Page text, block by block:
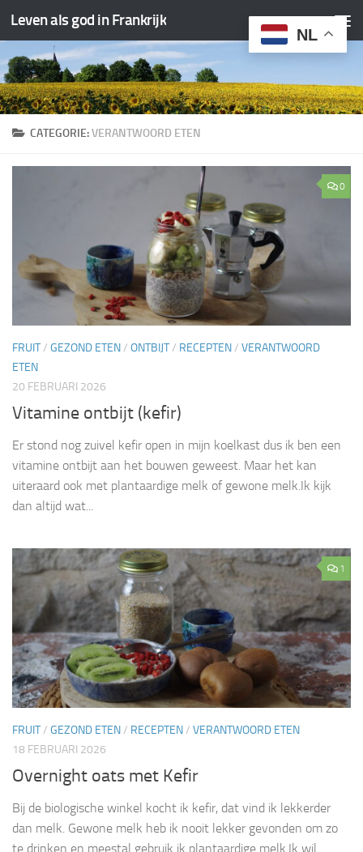
Doorgaan naar inhoud
Leven als god in Frankrijk
CATEGORIE:VERANTWOORD ETEN
0
FRUIT/ GEZOND ETEN/ ONTBIJT/ RECEPTEN/ VERANTWOORD
ETEN
20 FEBRUARI 2026
Vitamine ontbijt (kefir)
Er stond nog zuivel kefir open in mijn koelkast dus ik ben een
vitamine ontbijt aan het bouwen geweest. Maar het kan
uiteraard ook met plantaardige melk of gewone melk.Ik kijk
dan altijd wat...
1
FRUIT/ GEZOND ETEN/ RECEPTEN/ VERANTWOORD ETEN
18 FEBRUARI 2026
Overnight oats met Kefir
Bij de biologische winkel kocht ik kefir, dat vind ik lekkerder
dan melk. Gewone melk heb ik nooit lekker gevonden om zo
te drinken en meestal gebruik ik plantaardige melk.Ik wil
NL